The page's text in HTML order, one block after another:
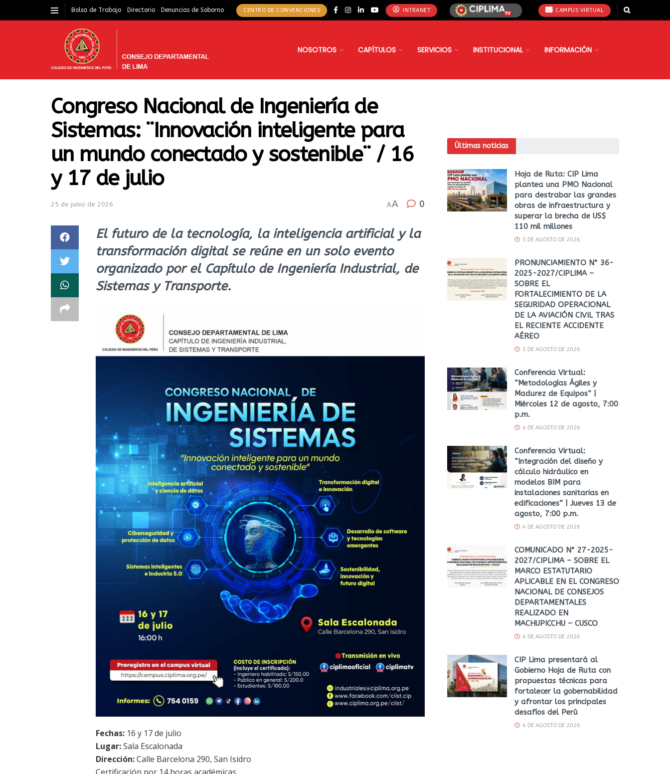
Bolsa de Trabajo Directorio Denuncias de Soborno CENTRO DE CONVENCIONES INTRANET CAMPUS VIRTUAL
NOSOTROS CAPÍTULOS SERVICIOS INSTITUCIONAL INFORMACIÓN
Congreso Nacional de Ingeniería de
Sistemas: ¨Innovación inteligente para
un mundo conectado y sostenible¨ / 16
y 17 de julio
25 de junio de 2026 AA 0
El futuro de la tecnología, la inteligencia artificial y la
transformación digital se reúne en un solo evento
organizado por el Capítulo de Ingeniería Industrial, de
Sistemas y Transporte.
Fechas: 16 y 17 de julio
Lugar:Sala Escalonada
Dirección:Calle Barcelona 290, San Isidro
Últimas noticias
Hoja de Ruta: CIP Lima
plantea una PMO Nacional
para destrabar las grandes
obras de infraestructura y
superar la brecha de US$
110 mil millones
5 DE AGOSTO DE 2026
PRONUNCIAMIENTO N° 36-
2025-2027/CIPLIMA –
SOBRE EL
FORTALECIMIENTO DE LA
SEGURIDAD OPERACIONAL
DE LA AVIACIÓN CIVIL TRAS
EL RECIENTE ACCIDENTE
AÉREO
5 DE AGOSTO DE 2026
Conferencia Virtual:
“Metodologías Ágiles y
Madurez de Equipos” |
Miércoles 12 de agosto, 7:00
p.m.
4 DE AGOSTO DE 2026
Conferencia Virtual:
“Integración del diseño y
cálculo hidráulico en
modelos BIM para
instalaciones sanitarias en
edificaciones” | Jueves 13 de
agosto, 7:00 p.m.
4 DE AGOSTO DE 2026
COMUNICADO N° 27-2025-
2027/CIPLIMA – SOBRE EL
MARCO ESTATUTARIO
APLICABLE EN EL CONGRESO
NACIONAL DE CONSEJOS
DEPARTAMENTALES
REALIZADO EN
MACHUPICCHU – CUSCO
4 DE AGOSTO DE 2026
CIP Lima presentará al
Gobierno Hoja de Ruta con
propuestas técnicas para
fortalecer la gobernabilidad
y afrontar los principales
desafíos del Perú
4 DE AGOSTO DE 2026